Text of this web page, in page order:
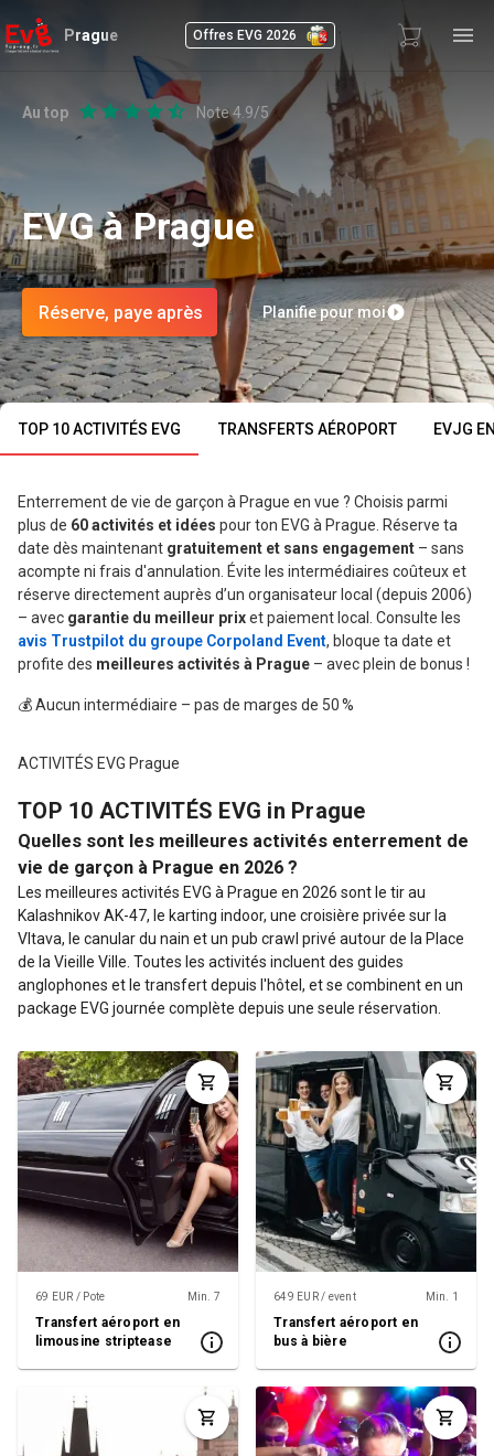
Prague Offres EVG 2026
Au top Note 4.9/5
EVG à Prague
Réserve, paye après Planifie pour moi
TOP 10 ACTIVITÉS EVG TRANSFERTS AÉROPORT EVJG
Enterrement de vie de garçon à Prague en vue ? Choisis parmi
plus de 60 activités et idées pour ton EVG à Prague. Réserve ta
date dès maintenant gratuitement et sans engagement – sans
acompte ni frais d'annulation. Évite les intermédiaires coûteux et
réserve directement auprès d’un organisateur local (depuis 2006)
– avec garantie du meilleur prixet paiement local. Consulte les
avis Trustpilot du groupe Corpoland Event, bloque ta date et
profite des meilleures activités à Prague – avec plein de bonus !
💰 Aucun intermédiaire – pas de marges de 50 %
ACTIVITÉS EVG Prague
TOP 10 ACTIVITÉS EVG in Prague
Quelles sont les meilleures activités enterrement de
vie de garçon à Prague en 2026 ?
Les meilleures activités EVG à Prague en 2026 sont le tir au
Kalashnikov AK-47, le karting indoor, une croisière privée sur la
Vltava, le canular du nain et un pub crawl privé autour de la Place
de la Vieille Ville. Toutes les activités incluent des guides
anglophones et le transfert depuis l'hôtel, et se combinent en un
package EVG journée complète depuis une seule réservation.
69 EUR / Pote Min. 7
Transfert aéroport en
limousine striptease
649 EUR / event Min. 1
Transfert aéroport en
bus à bière